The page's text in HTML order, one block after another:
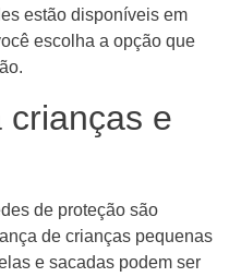
estão disponíveis em
escolha a opção que
crianças e
de proteção são
de crianças pequenas
e sacadas podem ser